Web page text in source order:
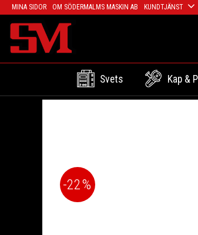
MINA SIDOR OM SÖDERMALMS MASKIN AB KUNDTJÄNST
Svets Kap &
22%